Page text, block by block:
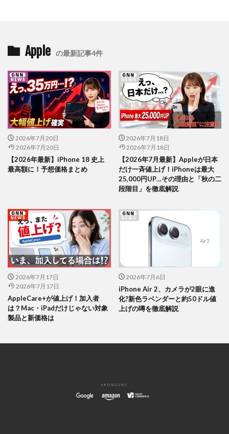
Apple の最新記事4件
2026年7月20日
2026年7月20日
【2026年最新】iPhone 18 史上
最高額に！予想価格まとめ
2026年7月18日
2026年7月18日
【2026年7月最新】Appleが日本
だけ一斉値上げ！iPhoneは最大
25,000円UP…その理由と「秋の二
段階目」を徹底解説
2026年7月17日
2026年7月17日
AppleCare+が値上げ！加入者
は？Mac・iPadだけじゃない対象
製品と新価格は
2026年7月6日
iPhone Air 2、カメラが2眼に進
化?新色ラベンダーと約50ドル値
上げの噂を徹底解説